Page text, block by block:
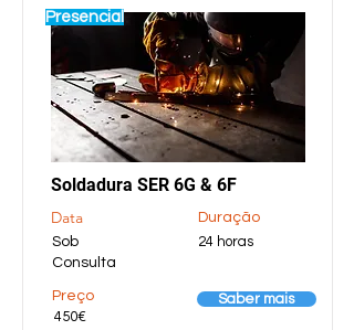
Presencial
Soldadura SER 6G & 6F
Data
Sob
Consulta
Preço
450€
Duração
24 horas
Saber mais